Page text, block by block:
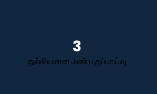
3
துல்லியமான மண் பகுப்பாய்வு